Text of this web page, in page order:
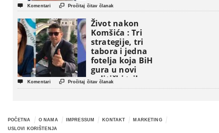
 Komentari  Pročitaj čitav članak
Život nakon
Komšića : Tri
strategije, tri
tabora i jedna
fotelja koja BiH
gura u novi
politički triler
 Komentari  Pročitaj čitav članak
POČETNA O NAMA IMPRESSUM KONTAKT
MARKETING
USLOVI KORIŠTENJA